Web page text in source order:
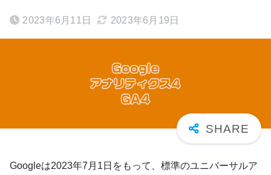
2023年6月11日 2023年6月19日
Googleは2023年7月1日をもって、標準のユニバーサルア